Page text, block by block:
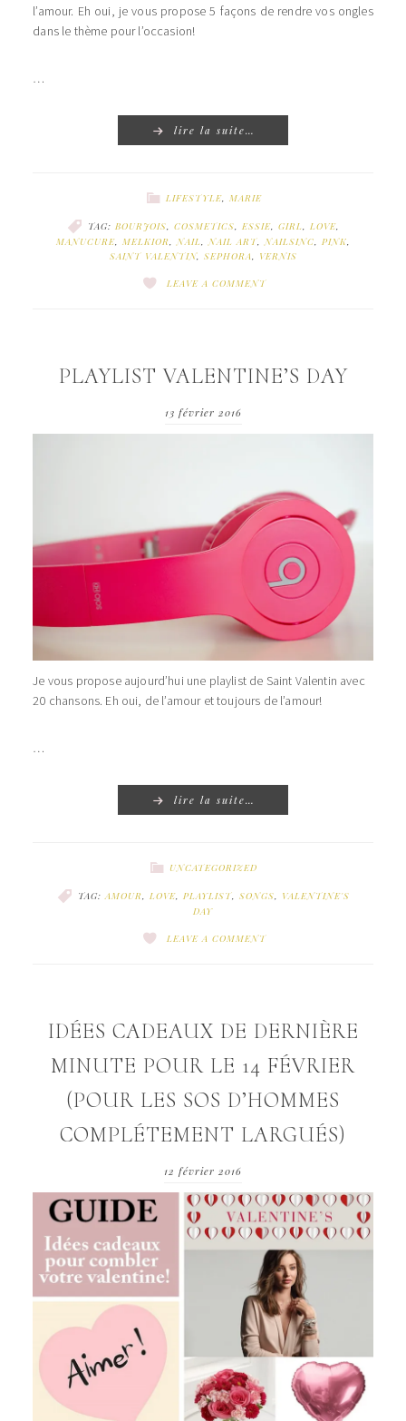
l’amour. Eh oui, je vous propose 5 façons de rendre vos ongles
dans le thème pour l’occasion!
…
lire la suite…
LIFESTYLE, MARIE
TAG: BOURJOIS, COSMETICS, ESSIE, GIRL, LOVE,
MANUCURE, MELKIOR,NAIL,NAIL ART,NAILSINC, PINK,
SAINT VALENTIN, SEPHORA, VERNIS
LEAVE A COMMENT
PLAYLIST VALENTINE’S DAY
13 février 2016
Je vous propose aujourd’hui une playlist de Saint Valentin avec
20 chansons. Eh oui, de l’amour et toujours de l’amour!
…
lire la suite…
UNCATEGORIZED
TAG:AMOUR, LOVE, PLAYLIST, SONGS, VALENTINE'S
DAY
LEAVE A COMMENT
IDÉES CADEAUX DE DERNIÈRE
MINUTE POUR LE 14 FÉVRIER
(POUR LES SOS D’HOMMES
COMPLÉTEMENT LARGUÉS)
12 février 2016